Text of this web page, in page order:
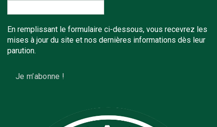
En remplissant le formulaire ci-dessous, vous recevrez les
mises à jour du site et nos dernières informations dès leur
parution.